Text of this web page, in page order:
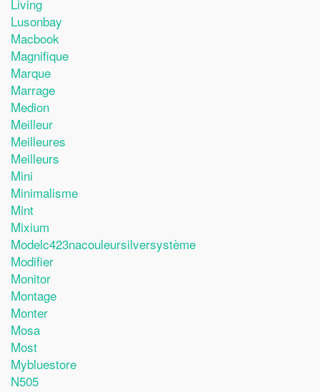
Living
Lusonbay
Macbook
Magnifique
Marque
Marrage
Medion
Meilleur
Meilleures
Meilleurs
Mini
Minimalisme
Mint
Mixium
Modelc423nacouleursilversystème
Modifier
Monitor
Montage
Monter
Mosa
Most
Mybluestore
N505